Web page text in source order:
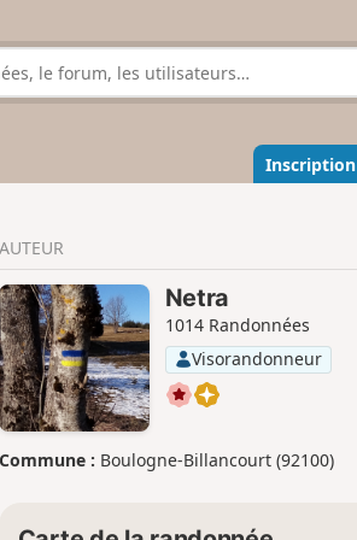
Inscription
AUTEUR
Netra
1014 Randonnées
Visorandonneur
Commune : Boulogne-Billancourt (92100)